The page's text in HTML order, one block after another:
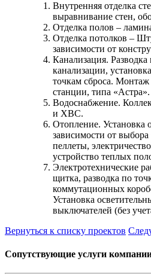
Внутренняя отделка
выравнивание стен,
Отделка полов –
Отделка потолков –
зависимости от
Канализация.
канализации,
точкам сброса.
станции, типа «Астра».
Водоснабжение.
и ХВС.
Отопление. Установка
зависимости от выбора
пеллеты,
устройство теплых
Электротехнические
щитка, разводка по
коммутационных
Установка
выключателей (без
Вернуться к списку проектов
Сопутствующие услуги